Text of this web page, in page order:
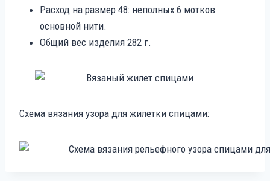
Расход на размер 48: неполных 6 мотков
основной нити.
Общий вес изделия 282 г.
Схема вязания узора для жилетки спицами: